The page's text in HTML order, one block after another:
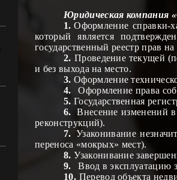
Юридическая
1. Оформление справки-
который является
государственный реестр прав
2. Проведение текущей
и без выхода на место.
3. Оформление
4.
Оформление права
5. Государственная
6.
Внесение изменений
реконструкций).
7. Узаконивание
переноса «мокрых» мест).
8. Узаконивание
9.
Ввод в эксплуатацию
10. Перевод объекта